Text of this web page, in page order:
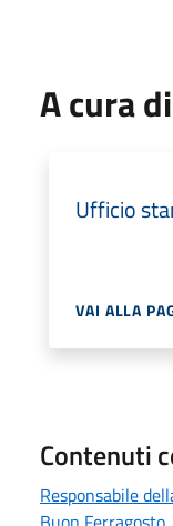
A cura di
Ufficio
VAI ALLA
Contenuti
Responsabile